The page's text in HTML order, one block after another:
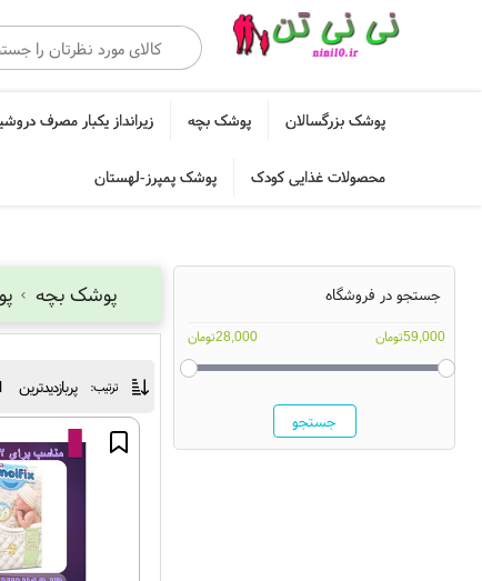
پوشک بزرگسالان پوشک بچه زیرانداز یکبار مصرف
محصولات غذایی کودک پوشک پمپرز-لهستان
جستجو در فروشگاه
59,000تومان 28,000تومان
جستجو
پوشک بچه
ترتیب: پربازدیدترین